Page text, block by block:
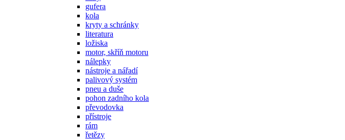
gufera
kola
kryty a schránky
literatura
ložiska
motor, skříň motoru
nálepky
nástroje a nářadí
palivový systém
pneu a duše
pohon zadního kola
převodovka
přístroje
rám
řetězy